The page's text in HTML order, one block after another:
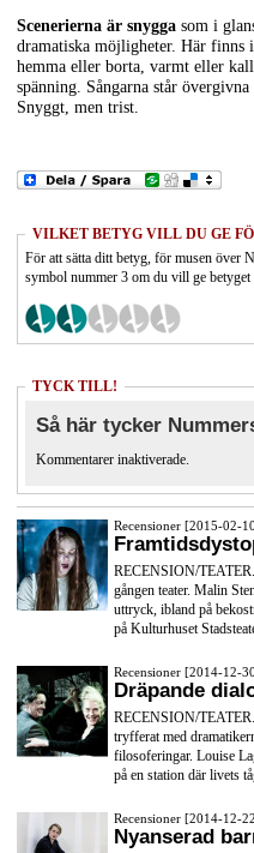
Scenerierna är snygga som i
dramatiska möjligheter. Här finns
hemma eller borta, varmt eller
spänning. Sångarna står
Snyggt, men trist.
VILKET BETYG VILL DU GE
För att sätta ditt betyg, för musen över
symbol nummer 3 om du vill ge betyget
TYCK TILL!
Så här tycker
Kommentarer inaktiverade.
Recensioner [2015-02-
RECENSION/
gången teater. Malin
uttryck, ibland på
på Kulturhuset
Recensioner [2014-12-
Dräpande
RECENSION/TEATER.
tryfferat med
filosoferingar. Louise
på en station där livets
Recensioner [2014-12-
Nyanserad